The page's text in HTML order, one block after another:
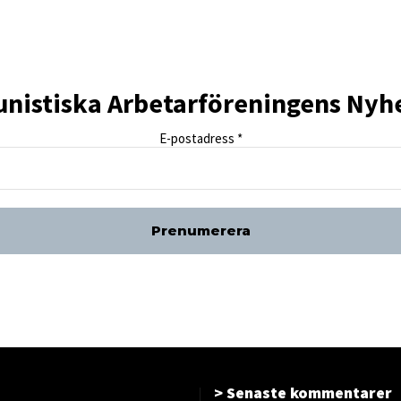
Arbetarföreningens
E-postadress *
> Senaste kommentarer